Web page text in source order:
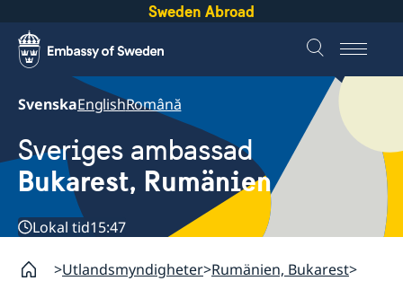
Sweden Abroad
SvenskaEnglishRomână
Sveriges ambassad
Bukarest, Rumänien
Lokal tid15:47
Utlandsmyndigheter Rumänien, Bukarest